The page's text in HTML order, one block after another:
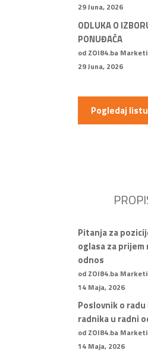
29 Juna, 2026
ODLUKA O
PONUĐAČA
od ZOI84.ba
29 Juna, 2026
Pogledaj
Pitanja za
oglasa za
odnos
od ZOI84.ba
14 Maja, 2026
Poslovnik o
radnika u radni
od ZOI84.ba
14 Maja, 2026